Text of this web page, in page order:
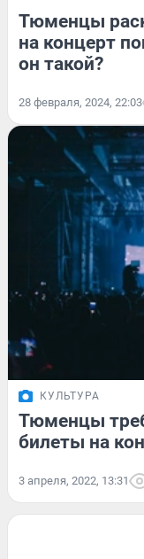
Тюменцы
на концерт
он такой?
28 февраля, 2024, 22:03
КУЛЬТУРА
Тюменцы
билеты на
3 апреля, 2022, 13:31